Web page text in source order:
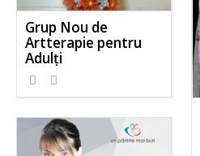
Grup Nou de
Artterapie pentru
Adulți